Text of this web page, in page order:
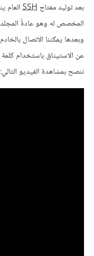
بعد توليد مفتاح SSHالعام
المخصص له وهو عادةً المجلد
وبعدها يمكننا الاتصال
عن الاستيثاق باستخدام كلمة
ننصح بمشاهدة الفيديو التالي: